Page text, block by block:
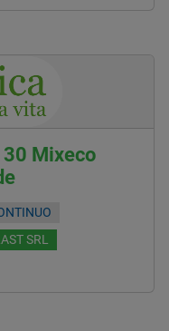
30 Mixeco
SRL